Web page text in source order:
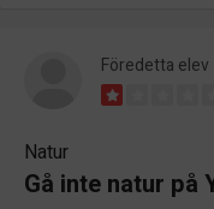
Föredetta elev
Natur
Gå inte natur på